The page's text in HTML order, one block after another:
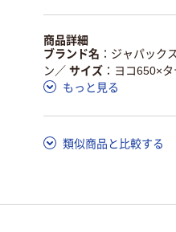
仕組
ある
この商品の環境配慮ポイ
ア詳細／加点項目
商品詳細
ブランド名
ジャパックス
ン ／ サイズ ヨコ650×
もっと見る
類似商品と比較する